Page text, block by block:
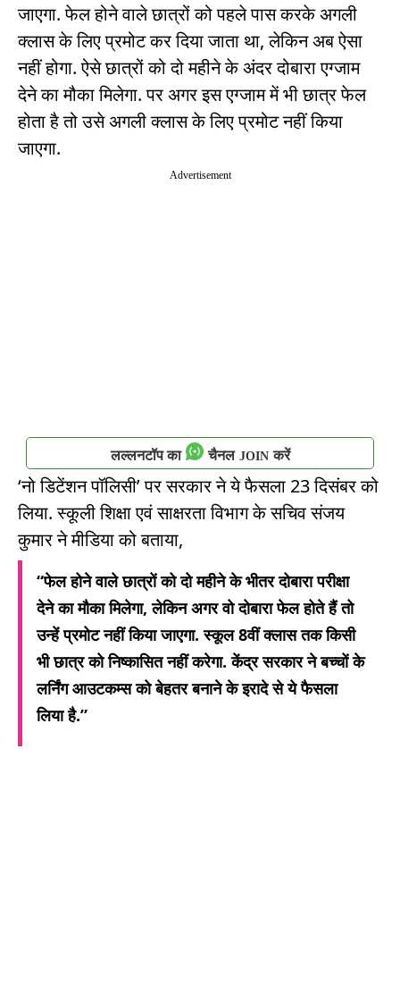
जाएगा. फेल होने वाले छात्रों को पहले पास करके अगली
क्लास के लिए प्रमोट कर दिया जाता था, लेकिन अब ऐसा
नहीं होगा. ऐसे छात्रों को दो महीने के अंदर दोबारा एग्जाम
देने का मौका मिलेगा. पर अगर इस एग्जाम में भी छात्र फेल
होता है तो उसे अगली क्लास के लिए प्रमोट नहीं किया
जाएगा.
Advertisement
लल्लनटॉप का चैनल JOIN करें
‘नो डिटेंशन पॉलिसी’ पर सरकार ने ये फैसला 23 दिसंबर को
लिया. स्कूली शिक्षा एवं साक्षरता विभाग के सचिव संजय
कुमार ने मीडिया को बताया,
“फेल होने वाले छात्रों को दो महीने के भीतर दोबारा परीक्षा
देने का मौका मिलेगा, लेकिन अगर वो दोबारा फेल होते हैं तो
उन्हें प्रमोट नहीं किया जाएगा. स्कूल 8वीं क्लास तक किसी
भी छात्र को निष्कासित नहीं करेगा. केंद्र सरकार ने बच्चों के
लर्निंग आउटकम्स को बेहतर बनाने के इरादे से ये फैसला
लिया है.”